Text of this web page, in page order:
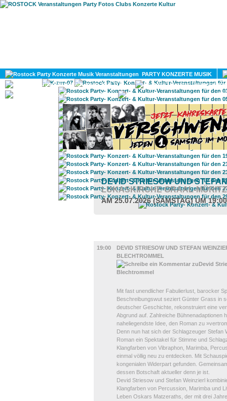
PARTY KONZERTE MUSIK
KULTUR
GAY
DEVID STRIESOW UND
LUKASKIRCHE GRAAL-MÜRITZ
AM 25.07.2026 (SAMSTAG) UM
19:00
DEVID STRIESOW UND STEFAN
BLECHTROMMEL
Mit fast unendlicher Fabulierlust, barocker
Beschreibungswut seziert Günter Grass in
deutscher Geschichte, rekonstruiert eine
Abgrund auf. Zahlreiche Bühnenadaptionen
naheliegendste Idee, den Roman zu
Denn nun hat sich der Schlagzeuger Stefan
Roman ein Spektakel für Stimme und
Klangfarben von Vibraphon, Marimba,
einmal völlig neu zu entdecken. Mit
kongenialen Widerpart gefunden.
dessen Botschaft aktueller denn je ist.
Devid Striesow und Stefan Weinzierl
Klangfarben von Percussion, Marimba und
Leben Oskars Matzeraths, der mit drei